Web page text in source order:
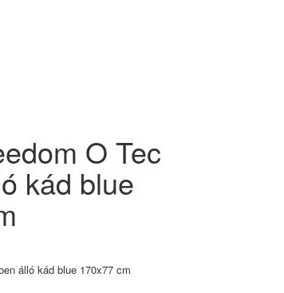
O Tec
kád blue
álló kád blue 170x77 cm